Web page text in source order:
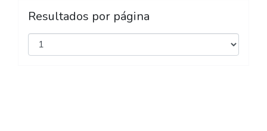
Resultados por página